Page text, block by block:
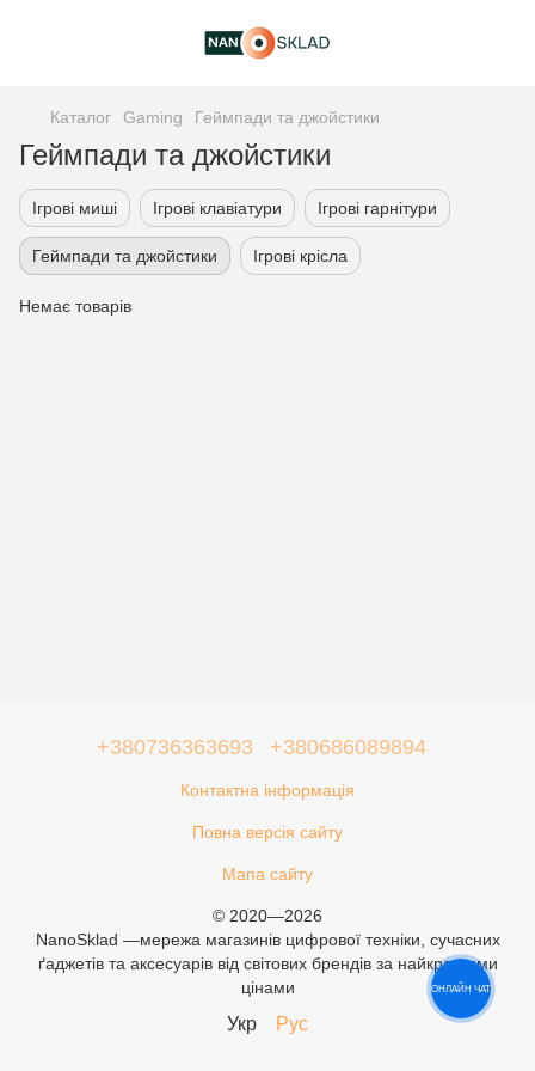
Каталог Gaming Геймпади та джойстики
Геймпади та джойстики
Ігрові миші Ігрові клавіатури Ігрові гарнітури
Геймпади та джойстики Ігрові крісла
Немає товарів
+380736363693 +380686089894
Контактна інформація
Повна версія сайту
Мапа сайту
© 2020—2026
NanoSklad —мережа магазинів цифрової техніки, сучасних
ґаджетів та аксесуарів від світових брендів за найкращими
цінами
Укр Рус
ОНЛАЙН ЧАТ